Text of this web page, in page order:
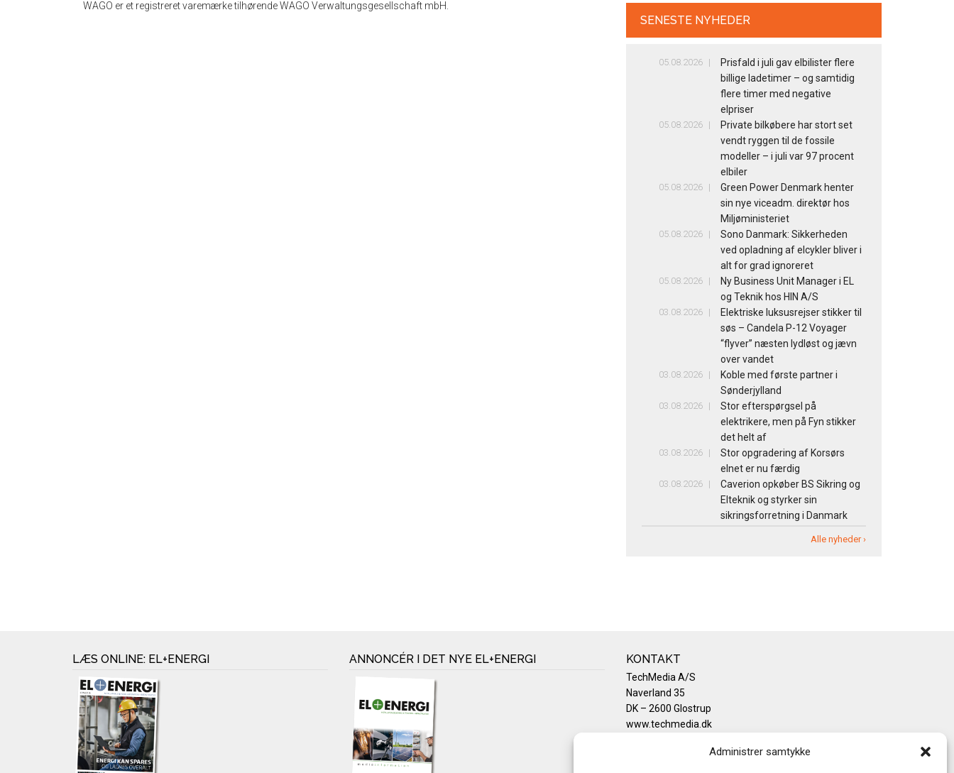
Administrer samtykke
WAGO er et registreret varemærke tilhørende WAGO Verwaltungsgesellschaft mbH.
SENESTE NYHEDER
05.08.2026
Prisfald i juli gav elbilister flere
billige ladetimer – og samtidig
flere timer med negative
elpriser
05.08.2026
Private bilkøbere har stort set
vendt ryggen til de fossile
modeller – i juli var 97 procent
elbiler
05.08.2026
Green Power Denmark henter
sin nye viceadm. direktør hos
Miljøministeriet
05.08.2026
Sono Danmark: Sikkerheden
ved opladning af elcykler bliver i
alt for grad ignoreret
05.08.2026
Ny Business Unit Manager i EL
og Teknik hos HIN A/S
03.08.2026
Elektriske luksusrejser stikker til
søs – Candela P-12 Voyager
“flyver” næsten lydløst og jævn
over vandet
03.08.2026
Koble med første partner i
Sønderjylland
03.08.2026
Stor efterspørgsel på
elektrikere, men på Fyn stikker
det helt af
03.08.2026
Stor opgradering af Korsørs
elnet er nu færdig
03.08.2026
Caverion opkøber BS Sikring og
Elteknik og styrker sin
sikringsforretning i Danmark
Alle nyheder ›
LÆS ONLINE: EL+ENERGI ANNONCÉR I DET NYE EL+ENERGI KONTAKT
TechMedia A/S
Naverland 35
DK – 2600 Glostrup
www.techmedia.dk
info@techmedia.dk